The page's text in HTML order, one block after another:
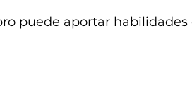
puede aportar habilidades